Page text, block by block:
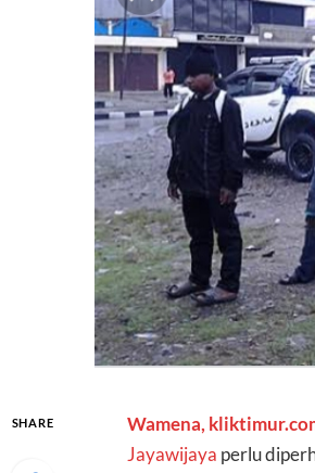
SHARE Wamena,
Jayawijaya perlu